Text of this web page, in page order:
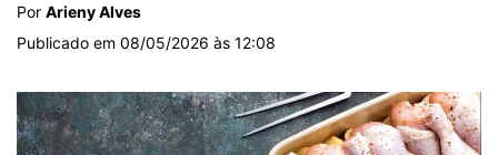
Por Arieny Alves
Publicado em 08/05/2026 às 12:08